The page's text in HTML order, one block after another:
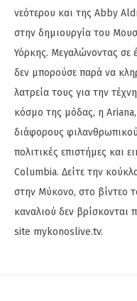
νεότερου και της Abby
στην δημιουργία του
Υόρκης. Μεγαλώνοντας σε
δεν μπορούσε παρά να
λατρεία τους για την
κόσμο της μόδας, η
διάφορους
πολιτικές επιστήμες και
Columbia. Δείτε την
στην Μύκονο, στο βίντεο
καναλιού δεν βρίσκονται
site mykonoslive.tv.